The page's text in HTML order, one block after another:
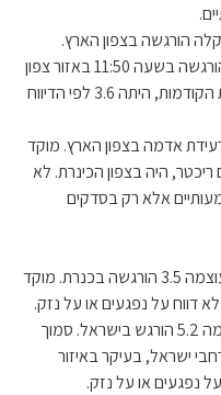
אדמה קלה הורגשה בצפון הארץ.
רעידת אדמה קלה בעוצמה 3.6 הורגשה בשעה 11:50 באזור צפון
הכנרת. עוצמתה, בדומה לרעידות הקודמות, היתה 3.6 לפי הדיווח
הורגשה רעידת אדמה בצפון הארץ. מוקד
הפעם, 3.3 בסולם ריכטר, היה בצפון הכינרת. לא
אלא רק בסדקים
13 בינואר 2014 רעידת אדמה בעוצמה 3.5 הורגשה בכנרת. מוקד
27 ביוני 2015 רעש אדמה בעוצמה 5.2 הורגש בישראל. סמוך
ברחבי ישראל, בעיקר באיזור
נפגעים או על נזק.